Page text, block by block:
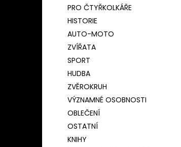
PRO ČTYŘKOLKÁŘE
HISTORIE
AUTO-MOTO
ZVÍŘATA
SPORT
HUDBA
ZVĚROKRUH
VÝZNAMNÉ OSOBNOSTI
OBLEČENÍ
OSTATNÍ
KNIHY